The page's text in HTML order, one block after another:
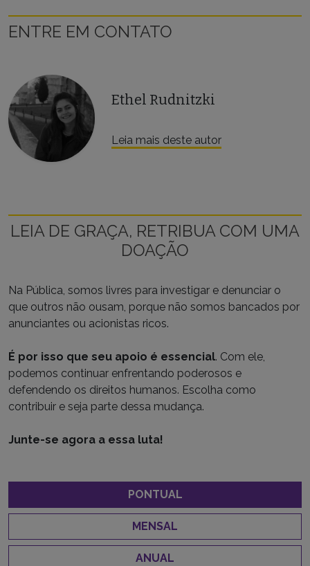
ENTRE EM CONTATO
Ethel Rudnitzki
Leia mais deste autor
LEIA DE GRAÇA, RETRIBUA COM UMA
DOAÇÃO
Na Pública, somos livres para investigar e denunciar o
que outros não ousam, porque não somos bancados por
anunciantes ou acionistas ricos.
É por isso que seu apoio é essencial. Com ele,
podemos continuar enfrentando poderosos e
defendendo os direitos humanos. Escolha como
contribuir e seja parte dessa mudança.
Junte-se agora a essa luta!
PONTUAL
MENSAL
ANUAL